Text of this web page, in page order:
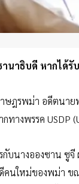
าธิบดี หากได้รับ
ฎรพม่า อดีตนาย
ทางพรรค USDP
บนางอองซาน ซู
นใหม่ของพม่า ข